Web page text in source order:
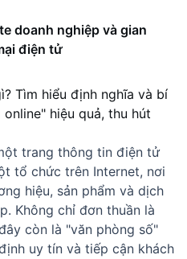
doanh nghiệp và gian
điện tử
Tìm hiểu định nghĩa và bí
hiệu quả, thu hút
trang thông tin điện tử
tổ chức trên Internet, nơi
hiệu, sản phẩm và dịch
Không chỉ đơn thuần là
còn là "văn phòng số"
uy tín và tiếp cận khách